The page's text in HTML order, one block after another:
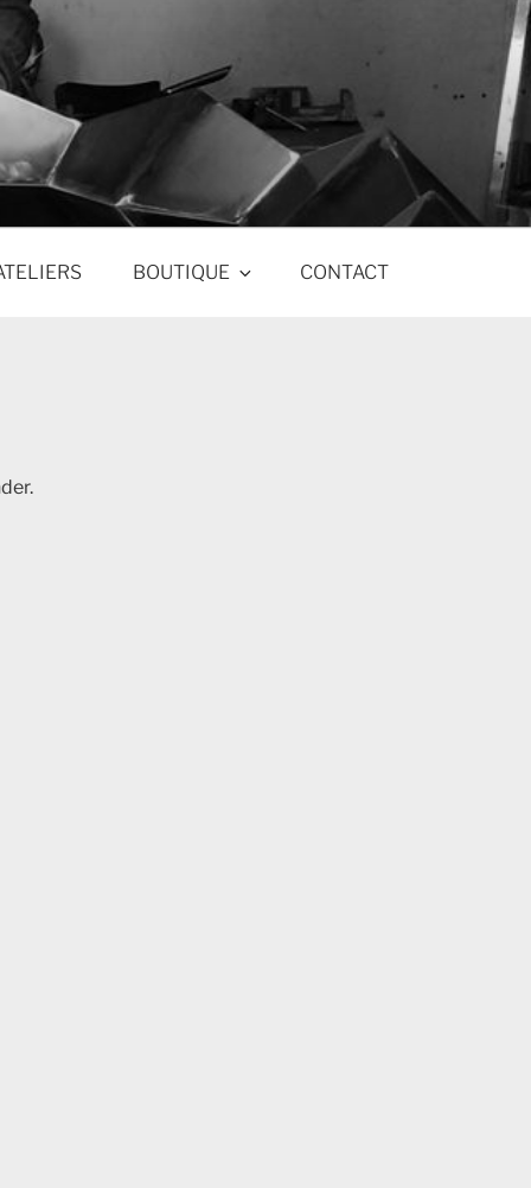
BOUTIQUE CONTACT